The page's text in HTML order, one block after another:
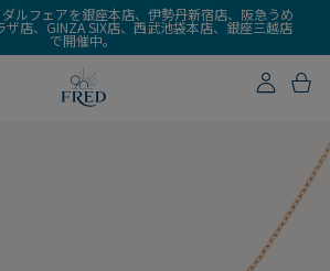
ルフェアを銀座本店、伊勢丹新宿店、阪急うめ
店、GINZA SIX店、西武池袋本店、銀座三越店
で開催中。